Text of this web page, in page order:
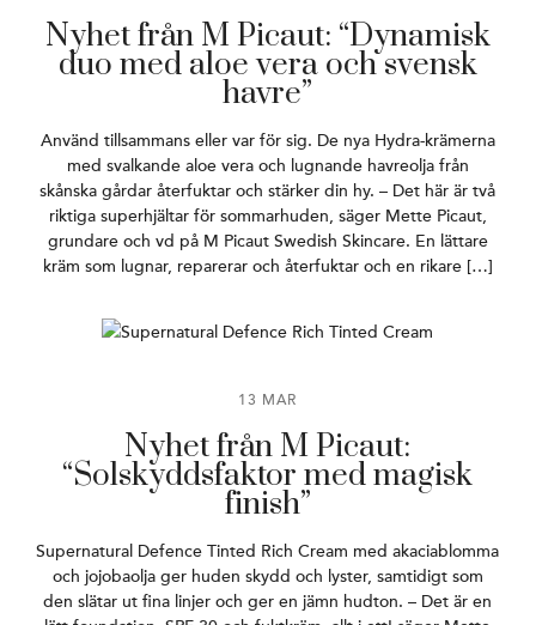
Nyhet från M Picaut: “Dynamisk
duo med aloe vera och svensk
havre”
Använd tillsammans eller var för sig. De nya Hydra-krämerna
med svalkande aloe vera och lugnande havreolja från
skånska gårdar återfuktar och stärker din hy. – Det här är två
riktiga superhjältar för sommarhuden, säger Mette Picaut,
grundare och vd på M Picaut Swedish Skincare. En lättare
kräm som lugnar, reparerar och återfuktar och en rikare […]
13 MAR
Nyhet från M Picaut:
“Solskyddsfaktor med magisk
finish”
Supernatural Defence Tinted Rich Cream med akaciablomma
och jojobaolja ger huden skydd och lyster, samtidigt som
den slätar ut fina linjer och ger en jämn hudton. – Det är en